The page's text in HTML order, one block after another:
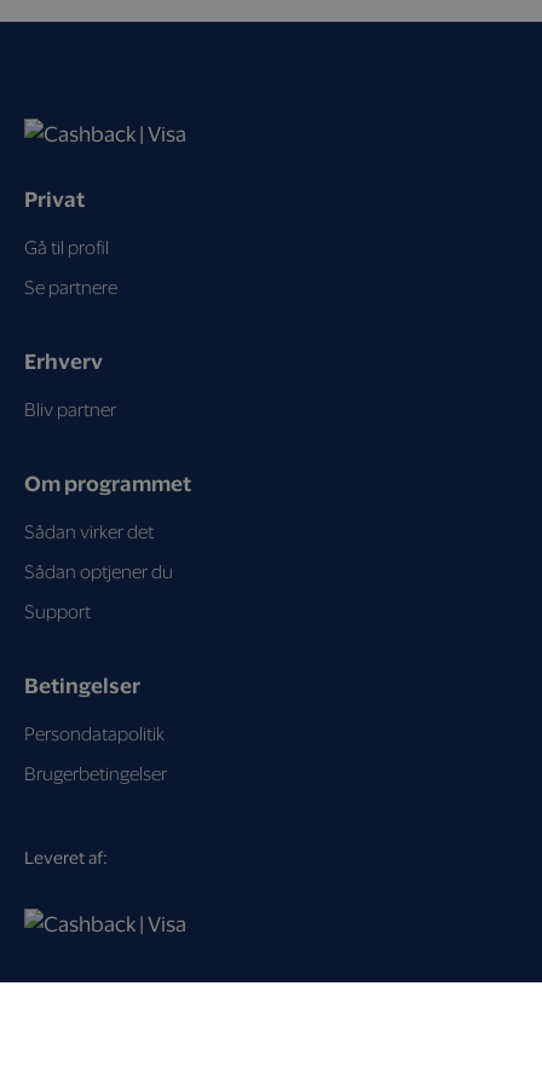
Leveret af:
Privat
Gå til profil
Se partnere
Erhverv
Bliv partner
Om programmet
Sådan virker det
Sådan optjener du
Support
Betingelser
Persondatapolitik
Brugerbetingelser